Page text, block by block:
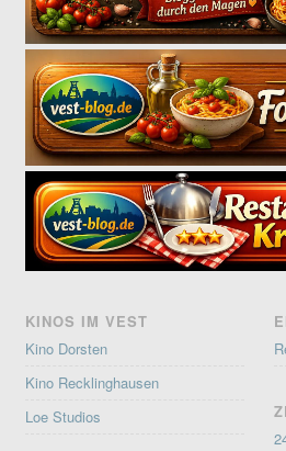
KINOS IM VEST
Kino Dorsten
Kino Recklinghausen
Loe Studios